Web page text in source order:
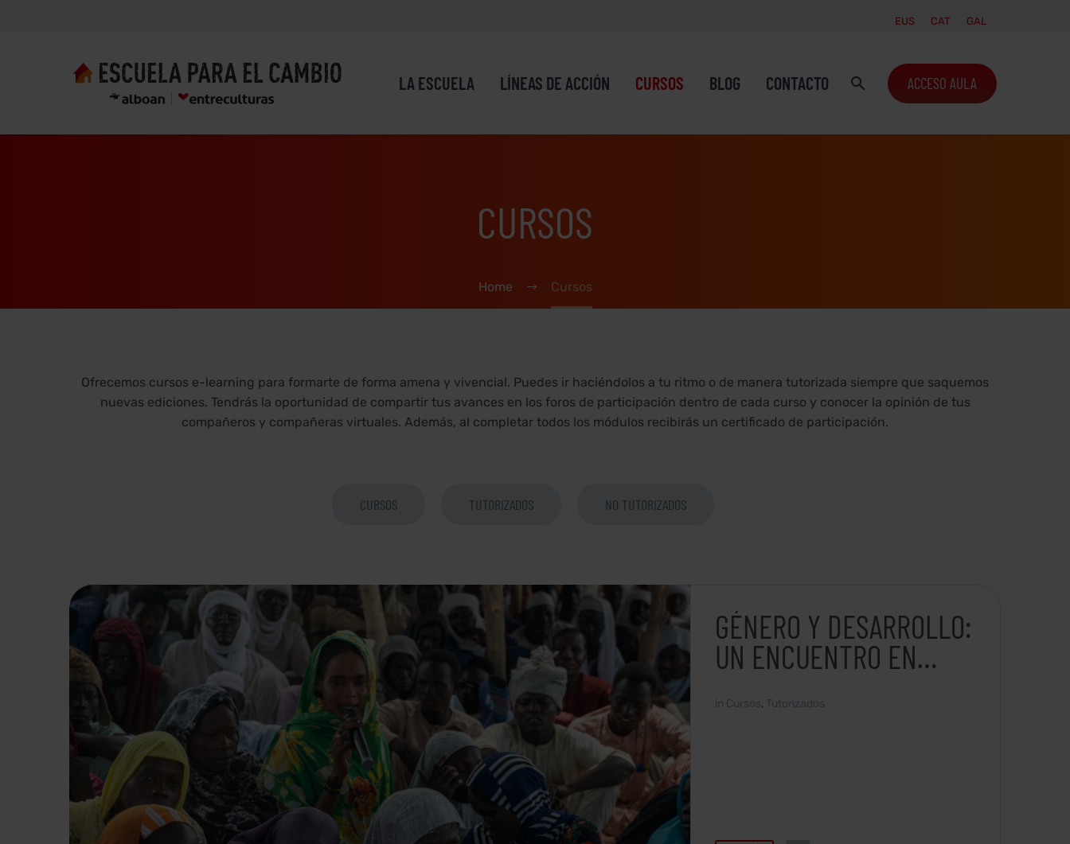
EUS CAT GAL
LA ESCUELA LÍNEAS DE ACCIÓN CURSOS BLOG CONTACTO ACCESO AULA
CURSOS
Home Cursos
Ofrecemos cursos e-learning para formarte de forma amena y vivencial. Puedes ir haciéndolos a tu ritmo o de manera tutorizada siempre que saquemos
nuevas ediciones. Tendrás la oportunidad de compartir tus avances en los foros de participación dentro de cada curso y conocer la opinión de tus
compañeros y compañeras virtuales. Además, al completar todos los módulos recibirás un certificado de participación.
CURSOS TUTORIZADOS NO TUTORIZADOS
GÉNERO Y DESARROLLO:
UN ENCUENTRO EN
in Cursos, Tutorizados